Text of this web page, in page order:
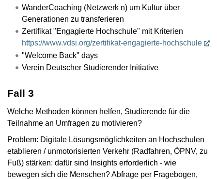
WanderCoaching (Netzwerk n) um Kultur über
Generationen zu transferieren
Zertifikat "Engagierte Hochschule" mit Kriterien
https://www.vdsi.org/zertifikat-engagierte-hochschule
"Welcome Back" days
Verein Deutscher Studierender Initiative
Fall 3
Welche Methoden können helfen, Studierende für die
Teilnahme an Umfragen zu motivieren?
Problem: Digitale Lösungsmöglichkeiten an Hochschulen
etablieren / unmotorisierten Verkehr (Radfahren, ÖPNV, zu
Fuß) stärken: dafür sind Insights erforderlich - wie
bewegen sich die Menschen? Abfrage per Fragebogen,